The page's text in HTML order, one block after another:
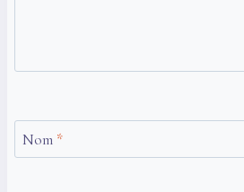
Nom *